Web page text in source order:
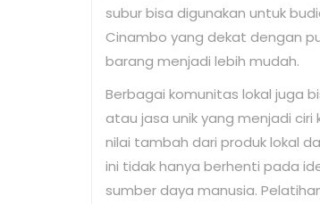
subur bisa digunakan untuk
Cinambo yang dekat dengan
barang menjadi lebih mudah.
Berbagai komunitas lokal juga
atau jasa unik yang menjadi
nilai tambah dari produk lokal
ini tidak hanya berhenti pada
sumber daya manusia.